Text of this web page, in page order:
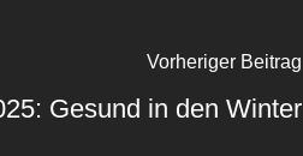
Vorheriger Beitrag
Gesund in den Winter